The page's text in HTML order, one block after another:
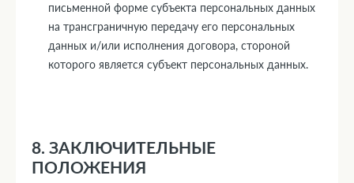
письменной форме субъекта персональных данных
на трансграничную передачу его персональных
данных и/или исполнения договора, стороной
которого является субъект персональных данных.
8. ЗАКЛЮЧИТЕЛЬНЫЕ
ПОЛОЖЕНИЯ